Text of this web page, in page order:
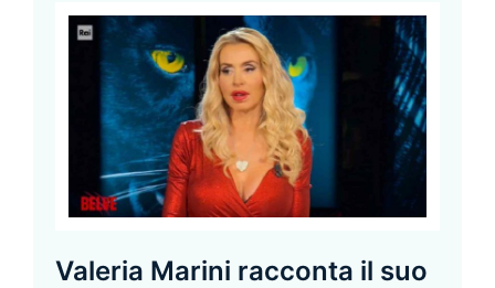
Valeria Marini racconta il suo